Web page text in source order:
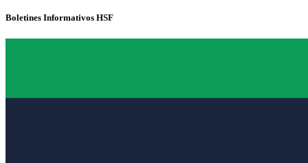
Boletines Informativos HSF